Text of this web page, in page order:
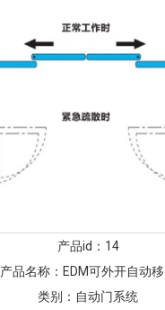
产品id： 14
产品名称： EDM可外开自动
类别： 自动门系统